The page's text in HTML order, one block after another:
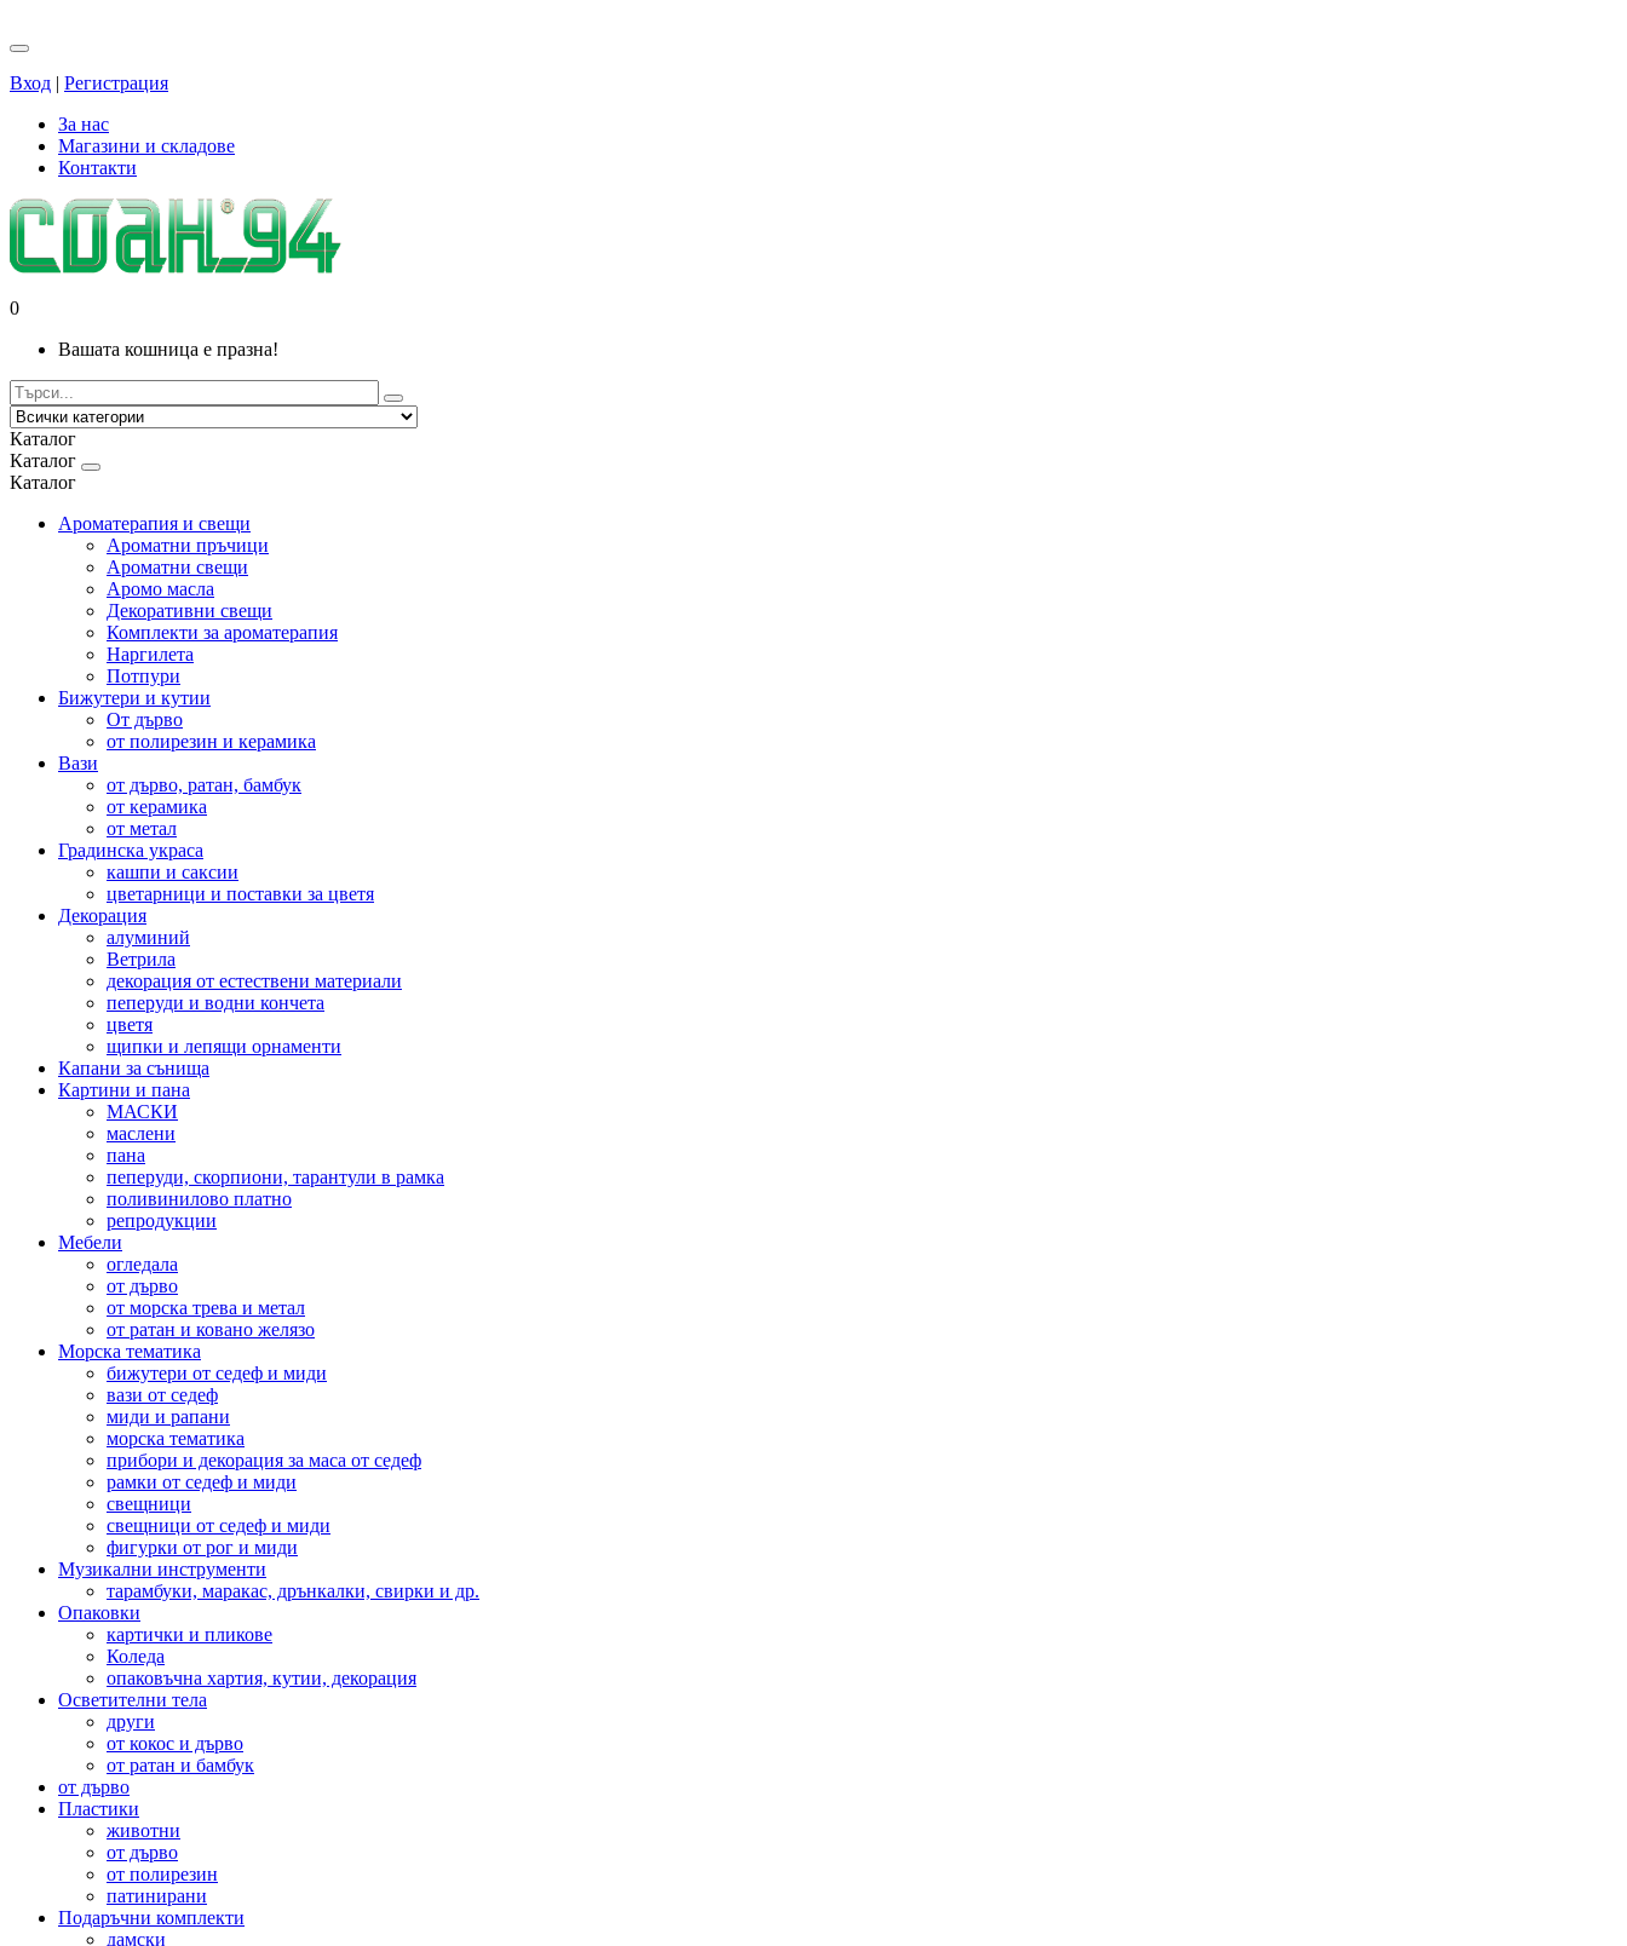
Вход | Регистрация
За нас
Магазини и складове
Контакти
0
Вашата кошница е празна!
Каталог
Каталог
Каталог
Ароматерапия и свещи
Ароматни пръчици
Ароматни свещи
Аромо масла
Декоративни свещи
Комплекти за ароматерапия
Наргилета
Потпури
Бижутери и кутии
От дърво
от полирезин и керамика
Вази
от дърво, ратан, бамбук
от керамика
от метал
Градинска украса
кашпи и саксии
цветарници и поставки за цветя
Декорация
алуминий
Ветрила
декорация от естествени материали
пеперуди и водни кончета
цветя
щипки и лепящи орнаменти
Капани за сънища
Картини и пана
МАСКИ
маслени
пана
пеперуди, скорпиони, тарантули в рамка
поливинилово платно
репродукции
Мебели
огледала
от дърво
от морска трева и метал
от ратан и ковано желязо
Морска тематика
бижутери от седеф и миди
вази от седеф
миди и рапани
морска тематика
прибори и декорация за маса от седеф
рамки от седеф и миди
свещници
свещници от седеф и миди
фигурки от рог и миди
Музикални инструменти
тарамбуки, маракас, дрънкалки, свирки и др.
Опаковки
картички и пликове
Коледа
опаковъчна хартия, кутии, декорация
Осветителни тела
други
от кокос и дърво
от ратан и бамбук
от дърво
Пластики
животни
от дърво
от полирезин
патинирани
Подаръчни комплекти
дамски